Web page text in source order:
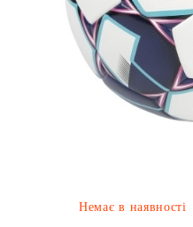
Немає в наявності